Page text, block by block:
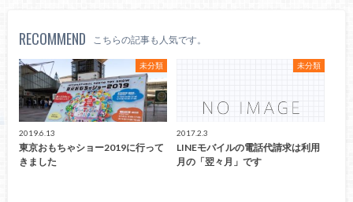
RECOMMEND こちらの記事も人気です。
未分類
2019.6.13
東京おもちゃショー2019に行って
きました
未分類
2017.2.3
LINEモバイルの電話代請求は利用
月の「翌々月」です